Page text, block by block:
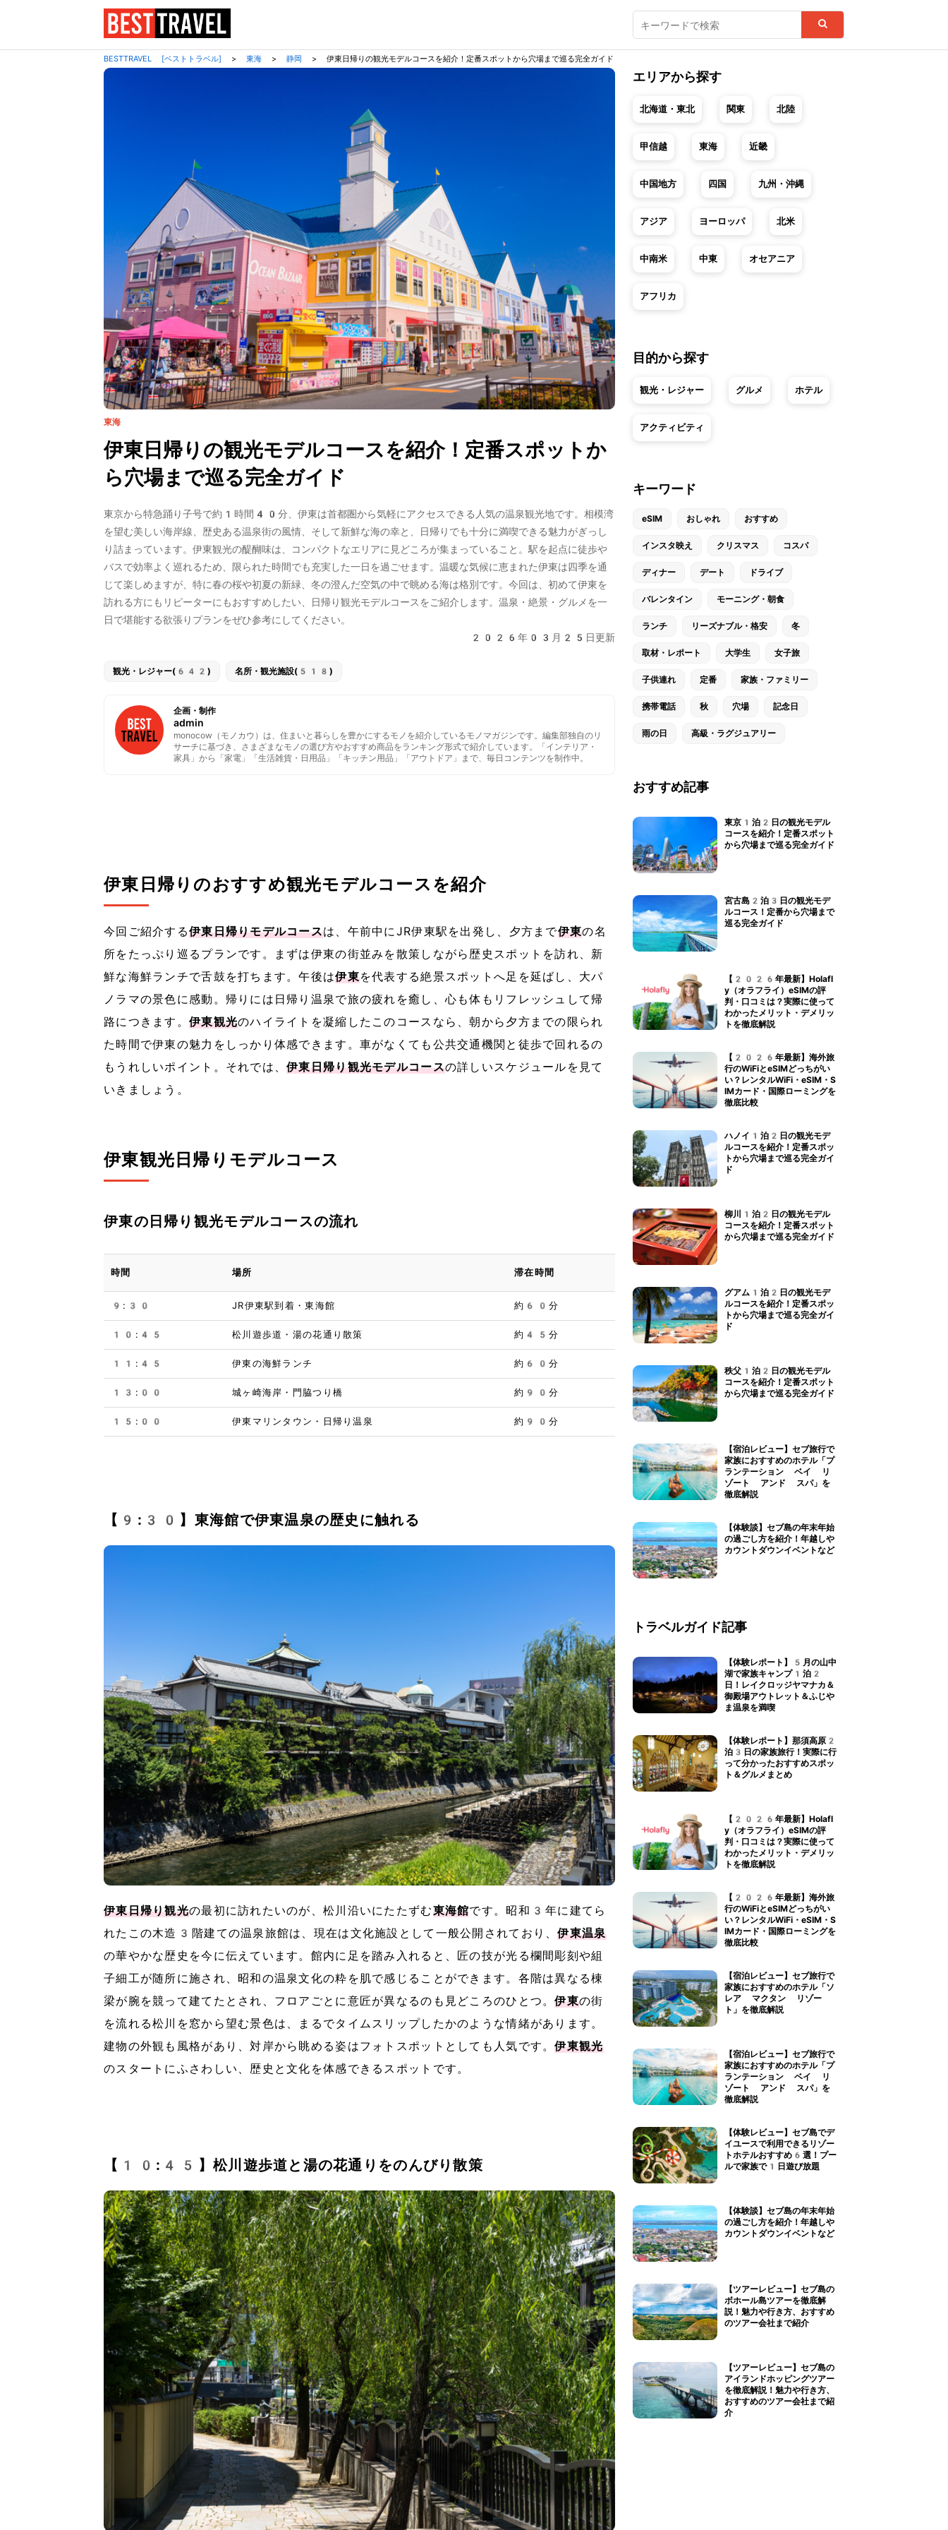
BESTTRAVEL [ベストトラベル] > 東海 > 静岡 > 伊東日帰りの観光モデルコースを紹介！定番スポットから穴場まで巡る完全ガイド
東海
伊東日帰りの観光モデルコースを紹介！定番スポットか
ら穴場まで巡る完全ガイド
東京から特急踊り子号で約1時間40分、 伊東は首都圏から気軽にアクセスできる人気の温泉観光地です。相模湾
を望む美しい海岸線、歴史ある温泉街の風情、そして新鮮な海の幸と、
日帰り でも十分に満喫できる魅力がぎっし
り詰まっています。 伊東観光の醍醐味は、コンパクトなエリアに見どころが集まっていること。駅を起点に徒歩や
バスで効率よく巡れるため、限られた時間でも充実した一日を過ごせます。温暖な気候に恵まれた伊東は四季を通
じて楽しめますが、特に春の桜や初夏の新緑、冬の澄んだ空気の中で眺める海は格別です。今回は、初めて伊東を
訪れる方にもリピーターにもおすすめしたい、
日帰り観光モデルコースをご紹介します。温泉・絶景・グルメを一
日で堪能する欲張りプランをぜひ参考にしてください。
2026年03月25日更新
観光・レジャー(642) 名所・観光施設(518)
企画・制作
admin
monocow（モノカウ）は、住まいと暮らしを豊かにするモノを紹介しているモノマガジンです。編集部独自のリ
サーチに基づき、さまざまなモノの選び方やおすすめ商品をランキング形式で紹介しています。「インテリア・
家具」から「家電」「生活雑貨・日用品」「キッチン用品」「アウトドア」まで、毎日コンテンツを制作中。
伊東日帰りのおすすめ観光モデルコースを紹介
今回ご紹介する伊東日帰りモデルコースは、午前中にJR伊東駅を出発し、夕方まで伊東の名
所をたっぷり巡るプランです。まずは伊東の街並みを散策しながら歴史スポットを訪れ、新
鮮な海鮮ランチで舌鼓を打ちます。午後は伊東を代表する絶景スポットへ足を延ばし、大パ
ノラマの景色に感動。帰りには日帰り温泉で旅の疲れを癒し、心も体もリフレッシュして帰
路につきます。 伊東観光のハイライトを凝縮したこのコースなら、朝から夕方までの限られ
た時間で伊東の魅力をしっかり体感できます。車がなくても公共交通機関と徒歩で回れるの
もうれしいポイント。それでは、伊東日帰り観光モデルコースの詳しいスケジュールを見て
いきましょう。
伊東観光日帰りモデルコース
伊東の日帰り観光モデルコースの流れ
時間 場所 滞在時間
9:30 JR伊東駅到着・東海館 約60分
10:45 松川遊歩道・湯の花通り散策 約45分
11:45 伊東の海鮮ランチ 約60分
13:00 城ヶ崎海岸・門脇つり橋 約90分
15:00 伊東マリンタウン・日帰り温泉 約90分
【9:30】東海館で伊東温泉の歴史に触れる
伊東日帰り観光の最初に訪れたいのが、松川沿いにたたずむ東海館です。昭和3年に建てら
れたこの木造3階建ての温泉旅館は、現在は文化施設として一般公開されており、伊東温泉
の華やかな歴史を今に伝えています。館内に足を踏み入れると、匠の技が光る欄間彫刻や組
子細工が随所に施され、昭和の温泉文化の粋を肌で感じることができます。各階は異なる棟
梁が腕を競って建てたとされ、フロアごとに意匠が異なるのも見どころのひとつ。伊東の街
を流れる松川を窓から望む景色は、まるでタイムスリップしたかのような情緒があります。
建物の外観も風格があり、対岸から眺める姿はフォトスポットとしても人気です。伊東観光
のスタートにふさわしい、歴史と文化を体感できるスポットです。
【10:45】松川遊歩道と湯の花通りをのんびり散策
エリアから探す
北海道・東北 関東 北陸
甲信越 東海 近畿
中国地方 四国 九州・沖縄
アジア ヨーロッパ 北米
中南米 中東 オセアニア
アフリカ
目的から探す
観光・レジャー グルメ ホテル
アクティビティ
キーワード
eSIM おしゃれ おすすめ
インスタ映え クリスマス コスパ
ディナー デート ドライブ
バレンタイン モーニング・朝食
ランチ リーズナブル・格安 冬
取材・レポート 大学生 女子旅
子供連れ 定番 家族・ファミリー
携帯電話 秋 穴場 記念日
雨の日 高級・ラグジュアリー
おすすめ記事
東京1泊2日の観光モデル
コースを紹介！定番スポット
から穴場まで巡る完全ガイド
宮古島2泊3日の観光モデ
ルコース！定番から穴場まで
巡る完全ガイド
【2026年最新】Holafl
y（オラフライ）eSIMの評
判・口コミは？実際に使って
わかったメリット・デメリッ
トを徹底解説
【2026年最新】海外旅
行のWiFiとeSIMどっちがい
い？レンタルWiFi・eSIM・S
IMカード・国際ローミングを
徹底比較
ハノイ1泊2日の観光モデ
ルコースを紹介！定番スポッ
トから穴場まで巡る完全ガイ
ド
柳川1泊2日の観光モデル
コースを紹介！定番スポット
から穴場まで巡る完全ガイド
グアム1泊2日の観光モデ
ルコースを紹介！定番スポッ
トから穴場まで巡る完全ガイ
ド
秩父1泊2日の観光モデル
コースを紹介！定番スポット
から穴場まで巡る完全ガイド
【宿泊レビュー】セブ旅行で
家族におすすめのホテル「プ
ランテーション ベイ リ
ゾート アンド スパ」を
徹底解説
【体験談】セブ島の年末年始
の過ごし方を紹介！年越しや
カウントダウンイベントなど
トラベルガイド記事
【体験レポート】5月の山中
湖で家族キャンプ1泊2
日！レイクロッジヤマナカ＆
御殿場アウトレット＆ふじや
ま温泉を満喫
【体験レポート】那須高原2
泊3日の家族旅行！実際に行
って分かったおすすめスポッ
ト＆グルメまとめ
【2026年最新】Holafl
y（オラフライ）eSIMの評
判・口コミは？実際に使って
わかったメリット・デメリッ
トを徹底解説
【2026年最新】海外旅
行のWiFiとeSIMどっちがい
い？レンタルWiFi・eSIM・S
IMカード・国際ローミングを
徹底比較
【宿泊レビュー】セブ旅行で
家族におすすめのホテル「ソ
レア マクタン リゾー
ト」を徹底解説
【宿泊レビュー】セブ旅行で
家族におすすめのホテル「プ
ランテーション ベイ リ
ゾート アンド スパ」を
徹底解説
【体験レビュー】セブ島でデ
イユースで利用できるリゾー
トホテルおすすめ6選！プー
ルで家族で1日遊び放題
【体験談】セブ島の年末年始
の過ごし方を紹介！年越しや
カウントダウンイベントなど
【ツアーレビュー】セブ島の
ボホール島ツアーを徹底解
説！魅力や行き方、おすすめ
のツアー会社まで紹介
【ツアーレビュー】セブ島の
アイランドホッピングツアー
を徹底解説！魅力や行き方、
おすすめのツアー会社まで紹
介